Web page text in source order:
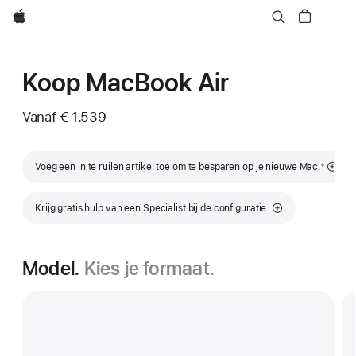
Apple
Koop MacBook Air
Vanaf € 1.539
Voeg een in te ruilen artikel toe om te besparen op je nieuwe Mac.
Voetnoot
◊
Krijg gratis hulp van een Specialist bij de configuratie.
Model. Kies je formaat.